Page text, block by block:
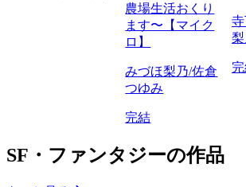
農場生活おくり
ます〜【マイク
ロ】
みづほ梨乃/佐倉
つゆみ
完結
SF・ファンタジーの作品